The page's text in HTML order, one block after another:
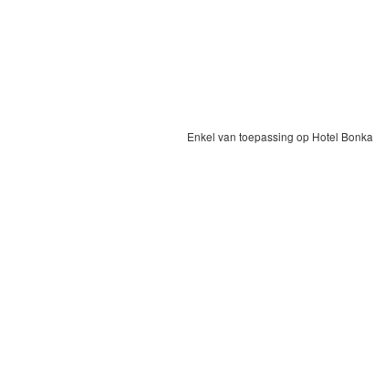
Enkel van toepassing op Hotel Bonka